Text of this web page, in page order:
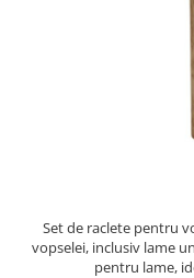
Set de raclete pentru
vopselei, inclusiv lame
pentru lame,